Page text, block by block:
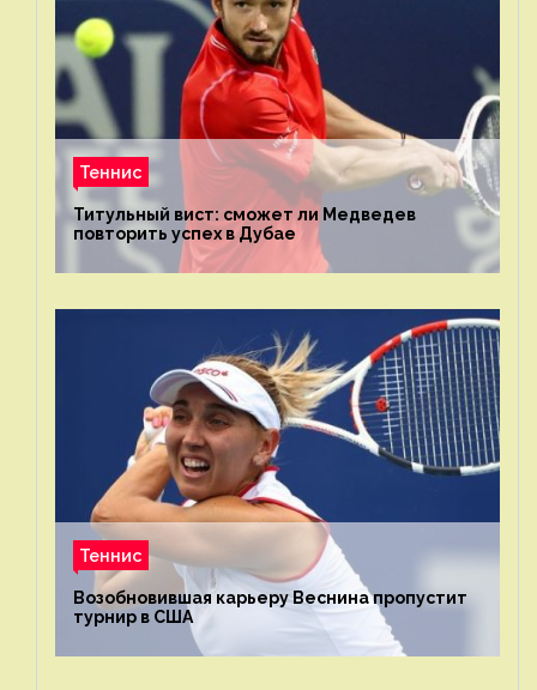
Теннис
Титульный вист: сможет ли Медведев
повторить успех в Дубае
Теннис
Возобновившая карьеру Веснина пропустит
турнир в США